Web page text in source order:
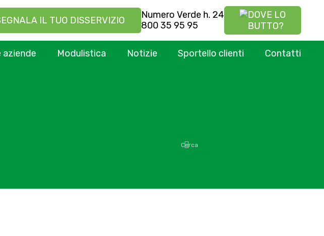
IL TUO DISSERVIZIO
Numero Verde h. 24
800 35 95 95
DOVE LO
BUTTO?
aziende Modulistica Notizie Sportello clienti Contatti